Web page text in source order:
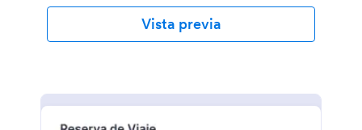
segundos! Simplemente, arrastrad y soltad para
obtener el look de lo que queréis, integradla con las
online de reserva, en lugar de llamar o hacerlo por
Vista previa